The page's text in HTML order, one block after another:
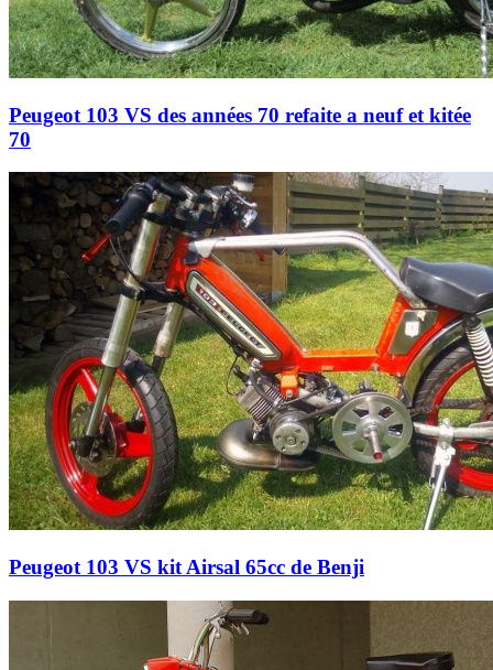
Peugeot 103 VS des années 70 refaite a neuf et kitée
70
Peugeot 103 VS kit Airsal 65cc de Benji